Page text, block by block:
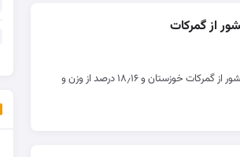
از گمرکات
درصد از ارزش کل مبادلات بازرگانی کشور از گمرکات خوزستان و ۱۸٫۱۶ درصد از وزن و